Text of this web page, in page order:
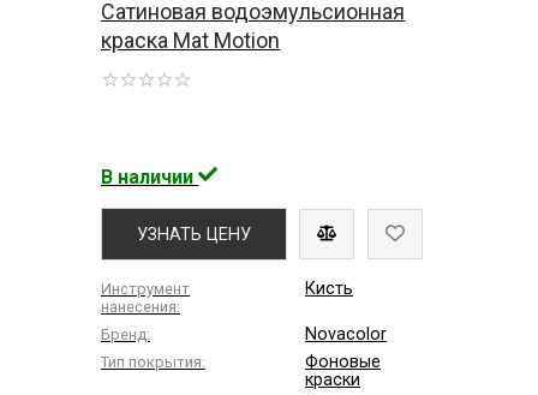
Сатиновая водоэмульсионная
краска Mat Motion
В наличии
УЗНАТЬ ЦЕНУ
Инструмент
нанесения:
Кисть
Бренд: Novacolor
Тип покрытия:
Фоновые
краски